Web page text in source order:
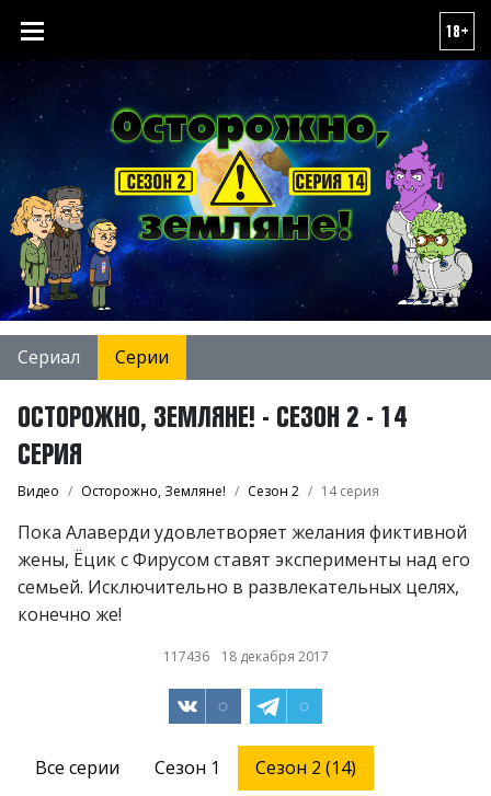
18+
Сериал Серии
ОСТОРОЖНО, ЗЕМЛЯНЕ! - СЕЗОН 2 - 14
СЕРИЯ
Видео Осторожно, Земляне! Сезон 2 14 серия
Пока Алаверди удовлетворяет желания фиктивной
жены, Ёцик с Фирусом ставят эксперименты над его
семьей. Исключительно в развлекательных целях,
конечно же!
117436 18 декабря 2017
Все серии Сезон 1
Сезон 2 (14)